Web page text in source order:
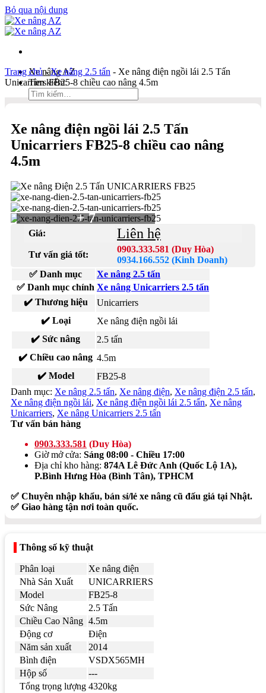
Bỏ qua nội dung
Xe nâng AZ
Tìm kiếm:
Duy Hòa
0903 333 581
0934 166 552
Bản đồ
Liên hệ
Tìm kiếm:
Trang chủ-Xe nâng 2.5 tấn - Xe nâng điện ngồi lái 2.5 Tấn
Unicarriers FB25-8 chiều cao nâng 4.5m
Xe nâng điện ngồi lái 2.5 Tấn
Unicarriers FB25-8 chiều cao nâng
4.5m
+ 7
Giá: Liên hệ
Tư vấn giá tốt:
0903.333.581 (Duy Hòa)
0934.166.552 (Kinh Doanh)
✅ Danh mục
Xe nâng 2.5 tấn
✅ Danh mục chính Xe nâng Unicarriers 2.5 tấn
✔️ Thương hiệu
Unicarriers
✔️ Loại
Xe nâng điện ngồi lái
✔️ Sức nâng
2.5 tấn
✔️ Chiều cao nâng 4.5m
✔️ Model
FB25-8
Danh mục: Xe nâng 2.5 tấn, Xe nâng điện, Xe nâng điện 2.5 tấn,
Xe nâng điện ngồi lái, Xe nâng điện ngồi lái 2.5 tấn, Xe nâng
Unicarriers, Xe nâng Unicarriers 2.5 tấn
Tư vấn bán hàng
0903.333.581 (Duy Hòa)
Giờ mở cửa: Sáng 08:00 - Chiều 17:00
Địa chỉ kho hàng: 874A Lê Đức Anh (Quốc Lộ 1A),
P.Bình Hưng Hòa (Bình Tân), TPHCM
✅ Chuyên nhập khẩu, bán sỉ/lẻ xe nâng cũ đấu giá tại Nhật.
✅ Giao hàng tận nơi toàn quốc.
Thông số kỹ thuật
Phân loại
Xe nâng điện
Nhà Sản Xuất
UNICARRIERS
Model
FB25-8
Sức Nâng
2.5 Tấn
Chiều Cao Nâng 4.5m
Động cơ
Điện
Năm sản xuất
2014
Bình điện
VSDX565MH
Hộp số
---
Tổng trọng lượng 4320kg